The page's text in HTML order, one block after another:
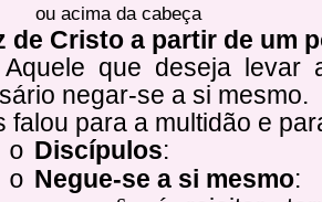
ou acima da cabeça
de Cristo a partir de um
Aquele que deseja levar
negar-se a si mesmo.
falou para a multidão e
o Discípulos:
o Negue-se a si mesmo: